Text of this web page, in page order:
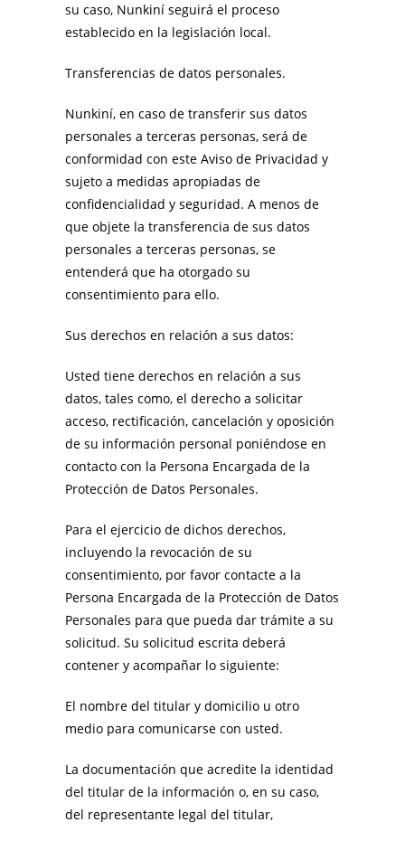
su caso, Nunkiní seguirá el proceso
establecido en la legislación local.
Transferencias de datos personales.
Nunkiní, en caso de transferir sus datos
personales a terceras personas, será de
conformidad con este Aviso de Privacidad y
sujeto a medidas apropiadas de
confidencialidad y seguridad. A menos de
que objete la transferencia de sus datos
personales a terceras personas, se
entenderá que ha otorgado su
consentimiento para ello.
Sus derechos en relación a sus datos:
Usted tiene derechos en relación a sus
datos, tales como, el derecho a solicitar
acceso, rectificación, cancelación y oposición
de su información personal poniéndose en
contacto con la Persona Encargada de la
Protección de Datos Personales.
Para el ejercicio de dichos derechos,
incluyendo la revocación de su
consentimiento, por favor contacte a la
Persona Encargada de la Protección de Datos
Personales para que pueda dar trámite a su
solicitud. Su solicitud escrita deberá
contener y acompañar lo siguiente:
El nombre del titular y domicilio u otro
medio para comunicarse con usted.
La documentación que acredite la identidad
del titular de la información o, en su caso,
del representante legal del titular,